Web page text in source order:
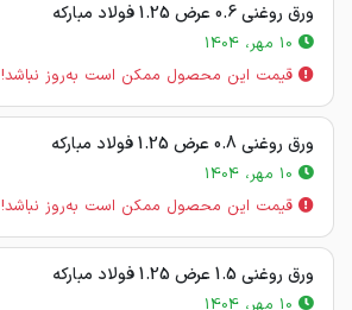
ورق روغنی 0.6 عرض 1.25 فولاد مبارکه
قیمت این محصول ممکن است به‌روز نباشد!
ورق روغنی 0.8 عرض 1.25 فولاد مبارکه
قیمت این محصول ممکن است به‌روز نباشد!
ورق روغنی 1.5 عرض 1.25 فولاد مبارکه